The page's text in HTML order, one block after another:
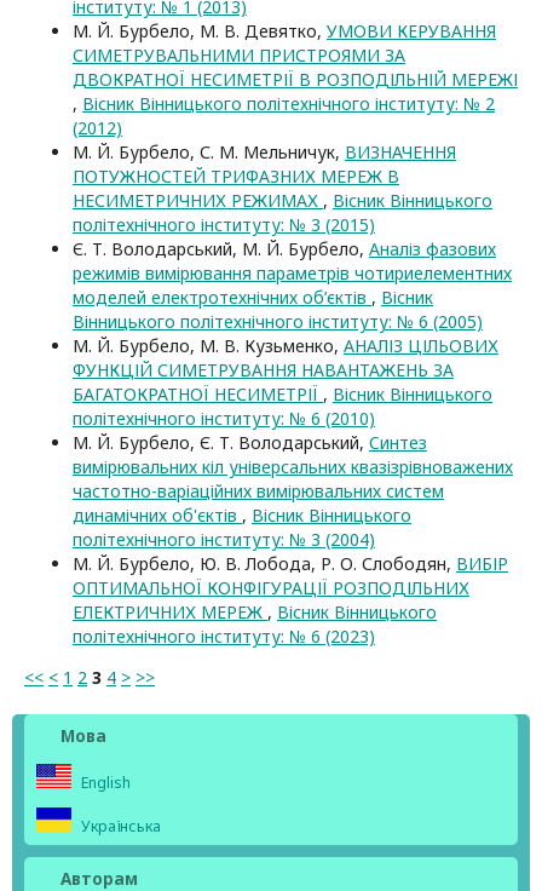
інституту: № 1 (2013)
М. Й. Бурбело, М. В. Девятко, УМОВИ КЕРУВАННЯ
СИМЕТРУВАЛЬНИМИ ПРИСТРОЯМИ ЗА
ДВОКРАТНОЇ НЕСИМЕТРІЇ В РОЗПОДІЛЬНІЙ МЕРЕЖІ
, Вісник Вінницького політехнічного інституту: № 2
(2012)
М. Й. Бурбело, С. М. Мельничук, ВИЗНАЧЕННЯ
ПОТУЖНОСТЕЙ ТРИФАЗНИХ МЕРЕЖ В
НЕСИМЕТРИЧНИХ РЕЖИМАХ , Вісник Вінницького
політехнічного інституту: № 3 (2015)
Є. Т. Володарський, М. Й. Бурбело, Аналіз фазових
режимів вимірювання параметрів чотириелементних
моделей електротехнічних об’єктів , Вісник
Вінницького політехнічного інституту: № 6 (2005)
М. Й. Бурбело, М. В. Кузьменко, АНАЛІЗ ЦІЛЬОВИХ
ФУНКЦІЙ СИМЕТРУВАННЯ НАВАНТАЖЕНЬ ЗА
БАГАТОКРАТНОЇ НЕСИМЕТРІЇ , Вісник Вінницького
політехнічного інституту: № 6 (2010)
М. Й. Бурбело, Є. Т. Володарський, Cинтез
вимірювальних кіл універсальних квазізрівноважених
частотно-варіаційних вимірювальних систем
динамічних об'єктів , Вісник Вінницького
політехнічного інституту: № 3 (2004)
М. Й. Бурбело, Ю. В. Лобода, Р. О. Слободян, ВИБІР
ОПТИМАЛЬНОЇ КОНФІГУРАЦІЇ РОЗПОДІЛЬНИХ
ЕЛЕКТРИЧНИХ МЕРЕЖ , Вісник Вінницького
політехнічного інституту: № 6 (2023)
<< < 1 2 3 4 > >>
Мова
English
Українська
Авторам